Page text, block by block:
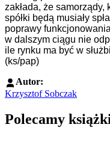
zakłada, że samorządy,
spółki będą musiały
poprawy
w dalszym ciągu nie
ile rynku ma być w
(ks/pap)
Autor:
Krzysztof Sobczak
Polecamy